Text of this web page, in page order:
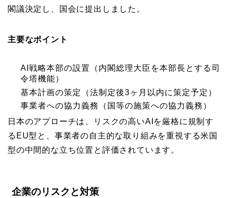
閣議決定し、国会に提出しました。
主要なポイント
AI戦略本部の設置（内閣総理大臣を本部長とする司
令塔機能）
基本計画の策定（法制定後3ヶ月以内に策定予定）
事業者への協力義務（国等の施策への協力義務）
日本のアプローチは、リスクの高いAIを厳格に規制す
るEU型と、事業者の自主的な取り組みを重視する米国
型の中間的な立ち位置と評価されています。
企業のリスクと対策